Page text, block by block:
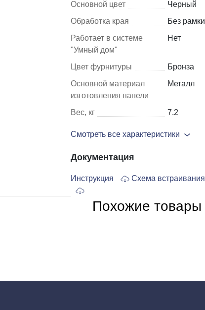
стеллажи
Стеллажи
гостиной
Основной цвет
Черный
Обработка края
Без рамки
Работает в системе
"Умный дом"
Нет
Цвет фурнитуры
Бронза
Основной материал
изготовления панели
Металл
Вес, кг 7.2
Смотреть все характеристики
Документация
Инструкция Схема встраивания
Похожие товары